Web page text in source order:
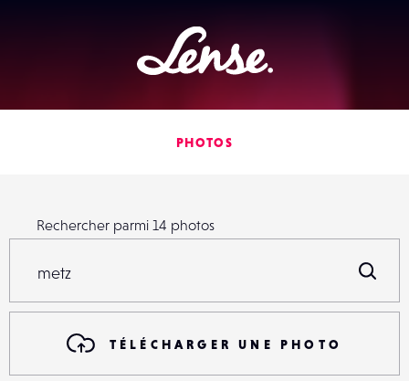
Lense
PHOTOS
Rechercher parmi 14 photos
TÉLÉCHARGER UNE PHOTO